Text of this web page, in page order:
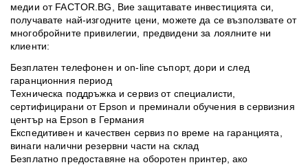
медии от FACTOR.BG, Вие защитавате инвестицията си,
получавате най-изгодните цени, можете да се възползвате от
многобройните привилегии, предвидени за лоялните ни
клиенти:
Безплатен телефонен и on-line съпорт, дори и след
гаранционния период
Техническа поддръжка и сервиз от специалисти,
сертифицирани от Epson и преминали обучения в сервизния
център на Epson в Германия
Експедитивен и качествен сервиз по време на гаранцията,
винаги налични резервни части на склад
Безплатно предоставяне на оборотен принтер, ако